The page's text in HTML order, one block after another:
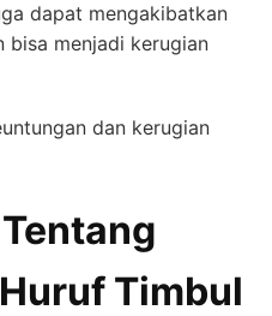
dapat mengakibatkan
bisa menjadi kerugian
dan kerugian
Timbul